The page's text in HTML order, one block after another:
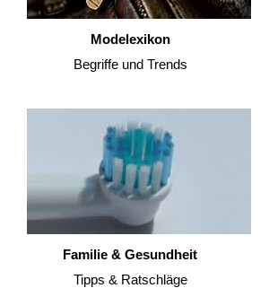
Modelexikon
Begriffe und Trends
Familie & Gesundheit
Tipps & Ratschläge